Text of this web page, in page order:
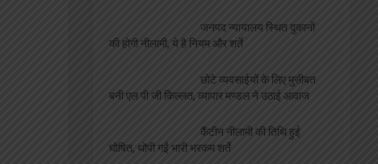
जनपद न्यायालय स्थित दुकानों
की होगी नीलामी, ये है नियम और शर्ते
छोटे व्यवसाईयों के लिए मुसीबत
बनी एल पी जी किल्लत, व्यापार मण्डल ने उठाई आवाज
कैंटीन नीलामी की तिथि हुई
घोषित, थोपी गईं भारी भरकम शर्ते